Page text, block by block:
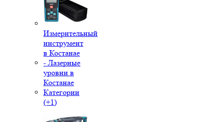
Измерительный
инструмент
в Костанае
- Лазерные
уровни в
Костанае
Категории
(+1)